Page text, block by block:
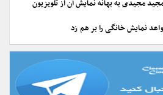
مجیدی به بهانه نمایش آن از تلویزیون
نمایش خانگی را بر هم زد